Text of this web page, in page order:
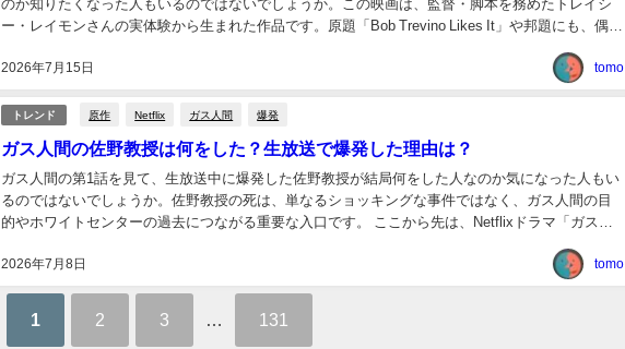
2026年7月15日
のか知りたくなった人もいるのではないでしょうか。この映画は、監督・脚本を務めたトレイシ
ー・レイモンさんの実体験から生まれた作品です。原題「Bob Trevino Likes It」や邦題にも、偶然
tomo
トレンド 原作 Netflix ガス人間 爆発
ガス人間の佐野教授は何をした？生放送で爆発した理由は？
2026年7月8日
ガス人間の第1話を見て、生放送中に爆発した佐野教授が結局何をした人なのか気になった人もい
るのではないでしょうか。佐野教授の死は、単なるショッキングな事件ではなく、ガス人間の目
的やホワイトセンターの過去につながる重要な入口です。 ここから先は、Netflixドラマ「ガス人
tomo
1 2 3 131